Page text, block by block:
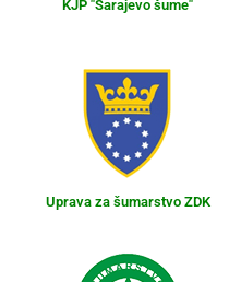
KJP "Sarajevo šume"
Uprava za šumarstvo ZDK